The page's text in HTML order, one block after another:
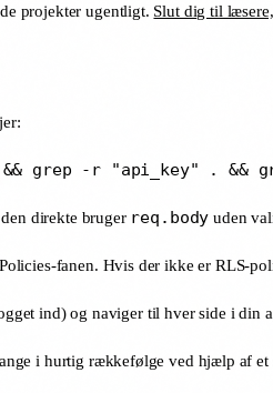
projekter ugentligt. Slut dig til
grep -r "api_key" . &&
direkte bruger req.body uden
fanen. Hvis der ikke er RLS-
ind) og naviger til hver side i din
i hurtig rækkefølge ved hjælp af